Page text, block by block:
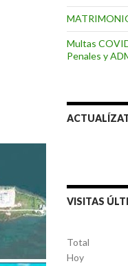
Multas
Penales y
VISITAS
Total
Hoy